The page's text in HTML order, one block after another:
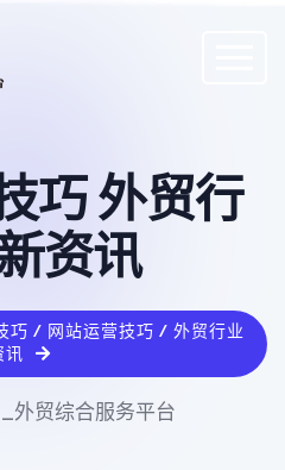
巧 外贸行
资讯
巧 / 网站运营技巧 / 外贸行业
讯
外贸综合服务平台